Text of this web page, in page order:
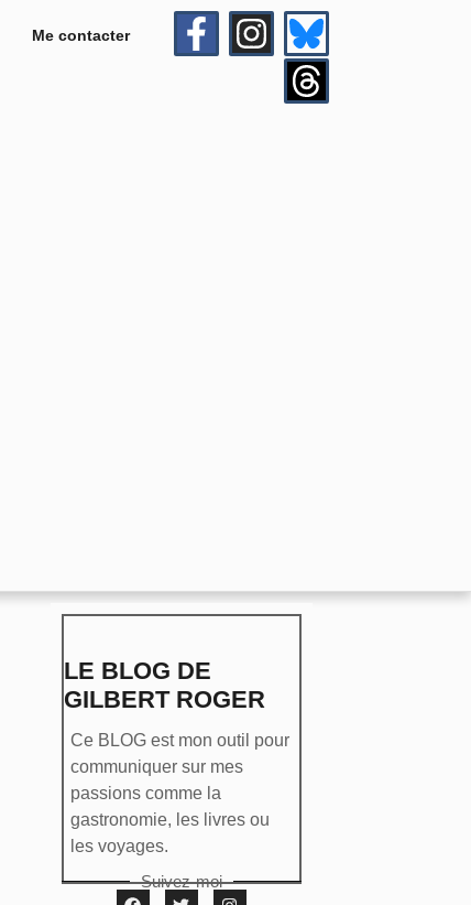
Me contacter
LE BLOG DE
GILBERT ROGER
Ce BLOG est mon outil pour
communiquer sur mes
passions comme la
gastronomie, les livres ou
les voyages.
Suivez-moi